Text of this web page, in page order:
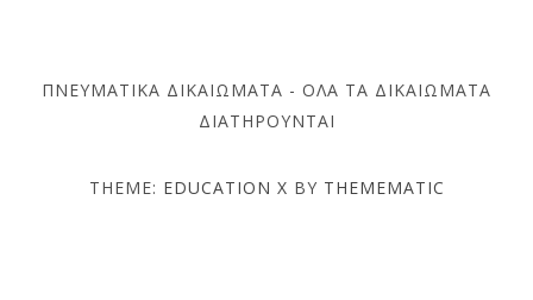
ΠΝΕΥΜΑΤΙΚΆ ΔΙΚΑΙΏΜΑΤΑ - ΌΛΑ ΤΑ ΔΙΚΑΙΏΜΑΤΑ
ΔΙΑΤΗΡΟΎΝΤΑΙ
THEME: EDUCATION X BY THEMEMATIC